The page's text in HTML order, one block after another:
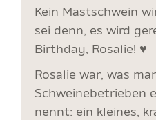
Kein Mastschwein
sei denn, es wird
Birthday, Rosalie! ♥️
Rosalie war, was
Schweinebetrieben
nennt: ein kleines,